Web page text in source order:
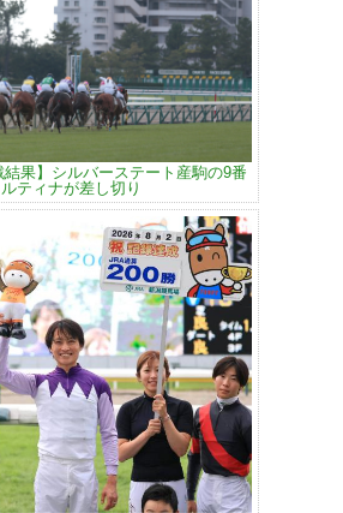
結果】シルバーステート産駒の9番
ティナが差し切り